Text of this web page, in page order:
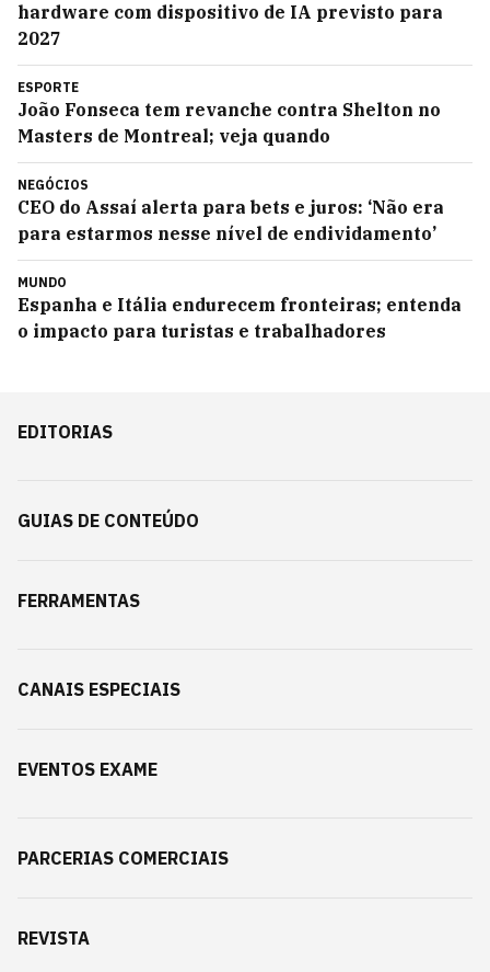
hardware com dispositivo de IA previsto para
2027
ESPORTE
João Fonseca tem revanche contra Shelton no
Masters de Montreal; veja quando
NEGÓCIOS
CEO do Assaí alerta para bets e juros: ‘Não era
para estarmos nesse nível de endividamento’
MUNDO
Espanha e Itália endurecem fronteiras; entenda
o impacto para turistas e trabalhadores
EDITORIAS
GUIAS DE CONTEÚDO
FERRAMENTAS
CANAIS ESPECIAIS
EVENTOS EXAME
PARCERIAS COMERCIAIS
REVISTA